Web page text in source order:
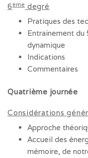
6ème degré
Pratiques des
Entrainement du
dynamique
Indications
Commentaires
Quatrième journée
Considérations
Approche
Accueil des
mémoire, de